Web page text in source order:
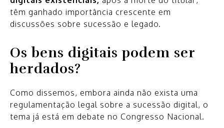
têm ganhado importância crescente em
discussões sobre sucessão e legado.
Os bens digitais podem ser
herdados?
Como dissemos, embora ainda não exista uma
regulamentação legal sobre a sucessão digital, o
tema já está em debate no Congresso Nacional.